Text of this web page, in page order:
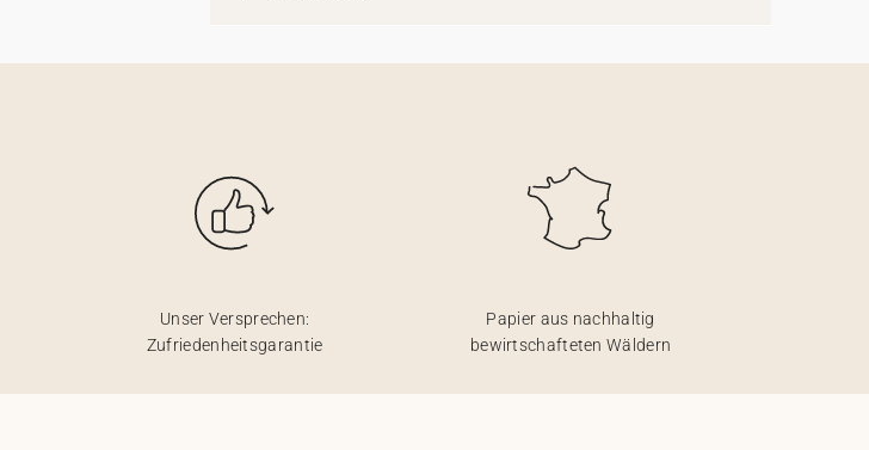
Unser Versprechen:
Zufriedenheitsgarantie
Papier aus nachhaltig
bewirtschafteten Wäldern